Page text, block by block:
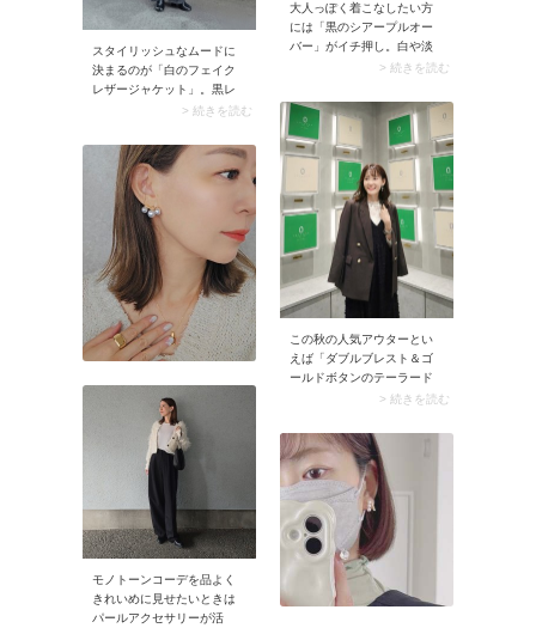
スタイリッシュなムードに
決まるのが「白のフェイク
レザージャケット」。黒レ
ザーほど辛口ではなくクリ
勝手が抜群。しかもフェイ
クレザーは花粉がつきにく
い素材なので春にうってつ
けです。
> 続きを読む
大人っぽく着こなしたい方
には「黒のシアープルオー
バー」がイチ押し。白や淡
色のシアープルオーバーよ
ので、40代50代も取り入れ
やすいですよ。白のロング
スカートやワイドパンツに
合わせるだけで今どきのル
ックスに決まります。
> 続きを読む
この秋の人気アウターとい
えば「ダブルブレスト＆ゴ
ールドボタンのテーラード
ジャケット」。かっちりし
施されたゴールドボタンの
掛け合わせでトラッドムー
ドたっぷり。素材はツイー
ドやヘリンボーンなどクラ
シカルなものに注目が集ま
っています。
> 続きを読む
モノトーンコーデを品よく
きれいめに見せたいときは
パールアクセサリーが活